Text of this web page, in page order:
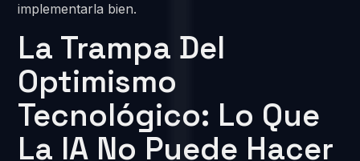
implementarla bien.
La Trampa Del
Optimismo
Tecnológico: Lo Que
La IA No Puede Hacer